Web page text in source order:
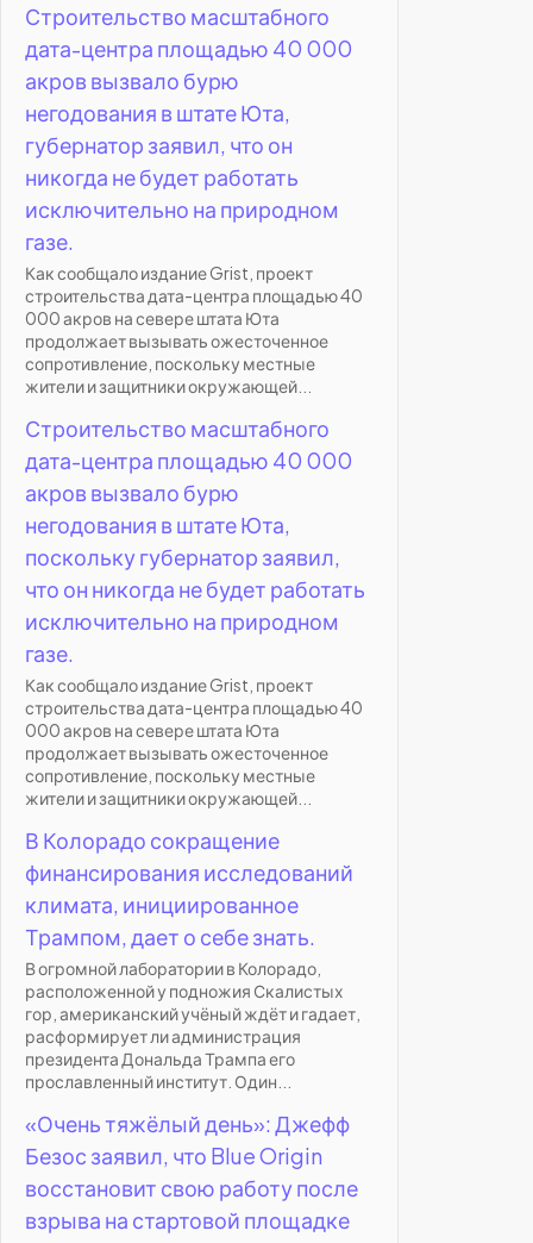
Строительство масштабного
дата-центра площадью 40 000
акров вызвало бурю
негодования в штате Юта,
губернатор заявил, что он
никогда не будет работать
исключительно на природном
газе.
Как сообщало издание Grist, проект
строительства дата-центра площадью 40
000 акров на севере штата Юта
продолжает вызывать ожесточенное
сопротивление, поскольку местные
жители и защитники окружающей...
Строительство масштабного
дата-центра площадью 40 000
акров вызвало бурю
негодования в штате Юта,
поскольку губернатор заявил,
что он никогда не будет работать
исключительно на природном
газе.
Как сообщало издание Grist, проект
строительства дата-центра площадью 40
000 акров на севере штата Юта
продолжает вызывать ожесточенное
сопротивление, поскольку местные
жители и защитники окружающей...
В Колорадо сокращение
финансирования исследований
климата, инициированное
Трампом, дает о себе знать.
В огромной лаборатории в Колорадо,
расположенной у подножия Скалистых
гор, американский учёный ждёт и гадает,
расформирует ли администрация
президента Дональда Трампа его
прославленный институт. Один...
«Очень тяжёлый день»: Джефф
Безос заявил, что Blue Origin
восстановит свою работу после
взрыва на стартовой площадке